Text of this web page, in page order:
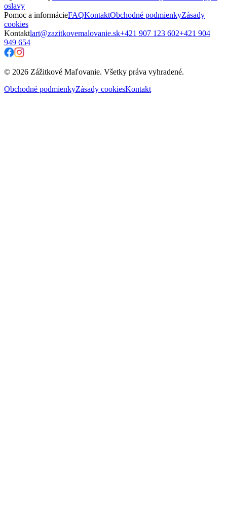
oslavy
Pomoc a informácieFAQKontaktObchodné podmienkyZásady
cookies
Kontaktlart@zazitkovemalovanie.sk+421 907 123 602+421 904
949 654
© 2026 Zážitkové Maľovanie. Všetky práva vyhradené.
Obchodné podmienkyZásady cookiesKontakt